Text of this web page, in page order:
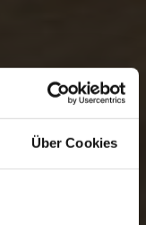
Über Cookies